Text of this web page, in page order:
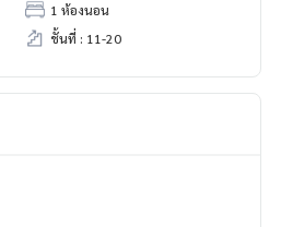
1 ห้องนอน
ชั้นที่ : 11-20